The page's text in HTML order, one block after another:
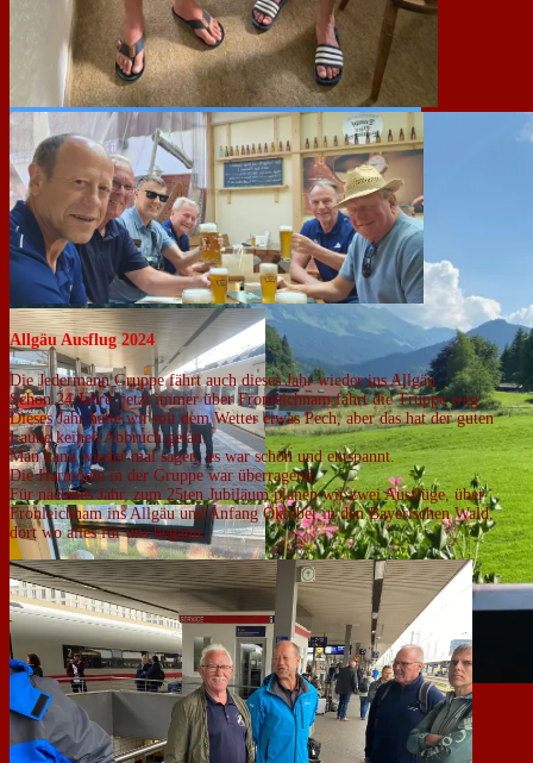
Allgäu Ausflug 2024
Die Jedermann Gruppe fährt auch dieses Jahr wieder ins Allgäu.
Schon 24 Jahre, jetzt immer über Fronleichnam fährt die Truppe weg.
Dieses Jahr hatte wir mit dem Wetter etwas Pech, aber das hat der guten
Laune keinen Abbruch getan.
Man kann wieder mal sagen, es war schön und entspannt.
Die Harmonie in der Gruppe war überragend.
Für nächstes Jahr, zum 25ten Jubiläum planen wir zwei Ausflüge, über
Fronleichnam ins Allgäu und Anfang Oktober in den Bayerischen Wald,
dort wo alles für uns begann.